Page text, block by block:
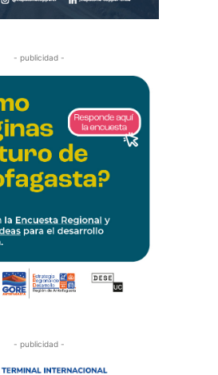
- publicidad -
- publicidad -